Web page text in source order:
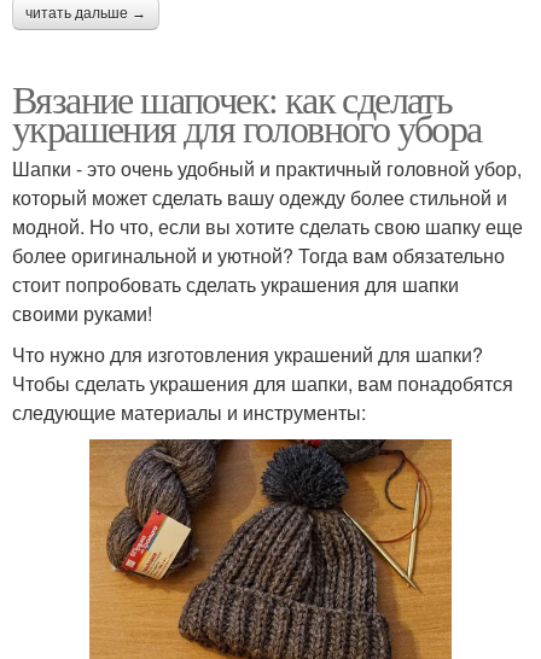
читать дальше →
Вязание шапочек: как сделать
украшения для головного убора
Шапки - это очень удобный и практичный головной убор,
который может сделать вашу одежду более стильной и
модной. Но что, если вы хотите сделать свою шапку еще
более оригинальной и уютной? Тогда вам обязательно
стоит попробовать сделать украшения для шапки
своими руками!
Что нужно для изготовления украшений для шапки?
Чтобы сделать украшения для шапки, вам понадобятся
следующие материалы и инструменты: